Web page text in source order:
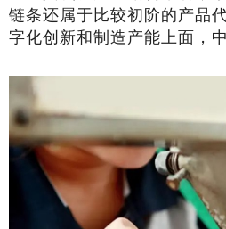
链条还属于比较初阶的产品
字化创新和制造产能上面，